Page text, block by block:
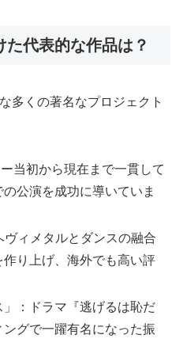
代表的な作品は？
多くの著名なプロジェクト
当初から現在まで一貫して
公演を成功に導いていま
ィメタルとダンスの融合
り上げ、海外でも高い評
：ドラマ『逃げるは恥だ
グで一躍有名になった振